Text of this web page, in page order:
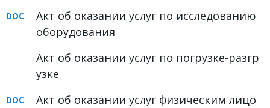
Акт об оказании услуг по исследованию
оборудования
Акт об оказании услуг по погрузке-разгр
узке
Акт об оказании услуг физическим лицо
Следите за новостями
в нашей группе